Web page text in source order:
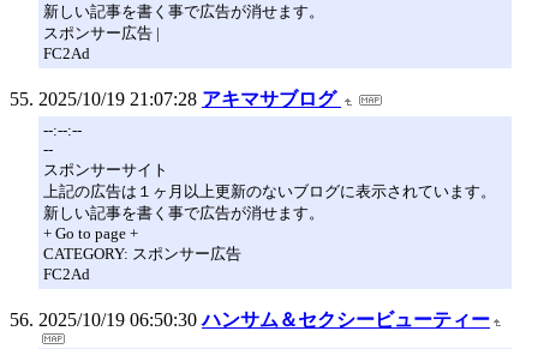
新しい記事を書く事で広告が消せます。
スポンサー広告 |
FC2Ad
2025/10/19 21:07:28 アキマサブログ
--:--:--
--
スポンサーサイト
上記の広告は１ヶ月以上更新のないブログに表示されています。
新しい記事を書く事で広告が消せます。
+ Go to page +
CATEGORY: スポンサー広告
FC2Ad
2025/10/19 06:50:30 ハンサム＆セクシービューティー